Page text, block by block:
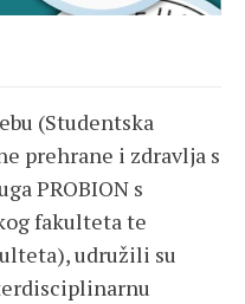
(Studentska
prehrane i zdravlja s
PROBION s
fakulteta te
udružili su